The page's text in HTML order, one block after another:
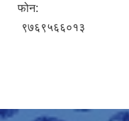
फोन:
९७६९५६६०१३